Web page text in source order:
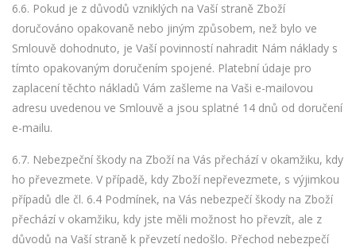
6.6. Pokud je z důvodů vzniklých na Vaší straně Zboží
doručováno opakovaně nebo jiným způsobem, než bylo ve
Smlouvě dohodnuto, je Vaší povinností nahradit Nám náklady s
tímto opakovaným doručením spojené. Platební údaje pro
zaplacení těchto nákladů Vám zašleme na Vaši e-mailovou
adresu uvedenou ve Smlouvě a jsou splatné 14 dnů od doručení
e-mailu.
6.7. Nebezpeční škody na Zboží na Vás přechází v okamžiku, kdy
ho převezmete. V případě, kdy Zboží nepřevezmete, s výjimkou
případů dle čl. 6.4 Podmínek, na Vás nebezpečí škody na Zboží
přechází v okamžiku, kdy jste měli možnost ho převzít, ale z
důvodů na Vaší straně k převzetí nedošlo. Přechod nebezpečí